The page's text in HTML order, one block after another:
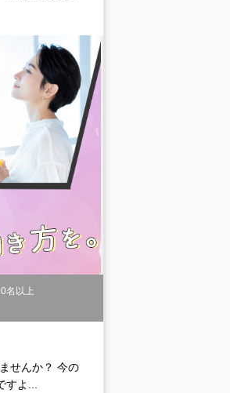
名以上
せんか？ 今の
よ...